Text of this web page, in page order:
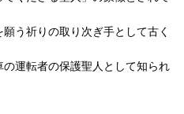
う祈りの取り次ぎ手として古く
運転者の保護聖人として知られ